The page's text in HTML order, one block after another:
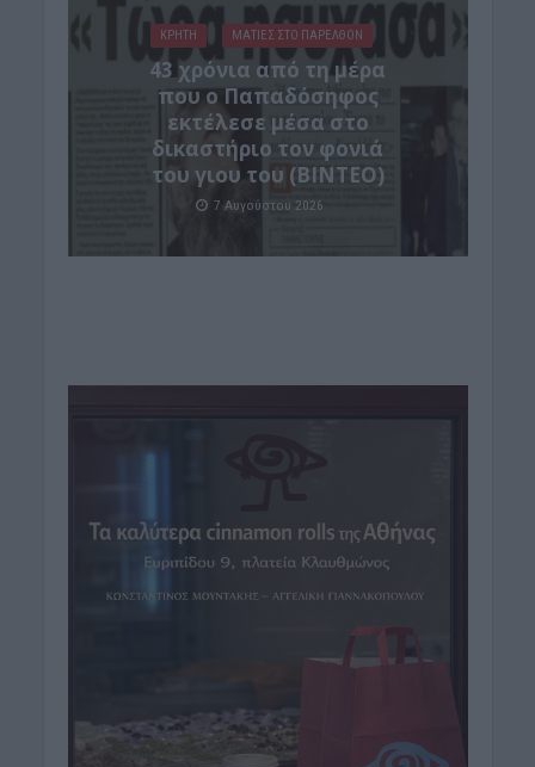
ΚΡΗΤΗ ΜΑΤΙΕΣ ΣΤΟ ΠΑΡΕΛΘΟΝ
43 χρόνια από τη μέρα
που ο Παπαδόσηφος
εκτέλεσε μέσα στο
δικαστήριο τον φονιά
του γιου του (ΒΙΝΤΕΟ)
7 Αυγούστου 2026